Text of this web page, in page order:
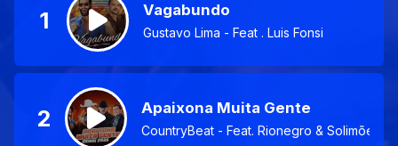
1 Vagabundo
Gustavo Lima - Feat . Luis Fonsi
2 Apaixona Muita Gente
CountryBeat - Feat. Rionegro & Solimões